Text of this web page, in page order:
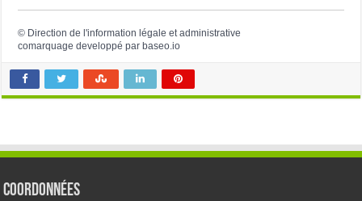
© Direction de l'information légale et administrative
comarquage developpé parbaseo.io
Coordonnées